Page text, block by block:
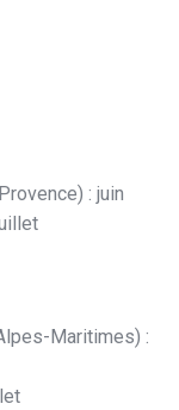
: juin
Maritimes) :